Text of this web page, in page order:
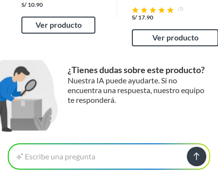
S/ 10.90
Ver producto
(7)
S/ 17.90
Ver producto
¿Tienes dudas sobre este producto?
Nuestra IA puede ayudarte. Si no
encuentra una respuesta, nuestro equipo
te responderá.
Escribe una pregunta